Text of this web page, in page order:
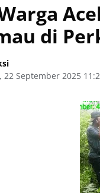
di
22 September 2025